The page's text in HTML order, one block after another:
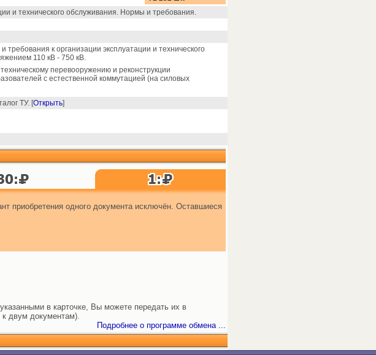
и технического обслуживания. Нормы и требования.
к организации эксплуатации и технического
110 кВ - 750 кВ.
перевооружению и реконструкции
с естественной коммутацией (на силовых
ТУ. [Открыть]
приобретения одного документа исключён. Оставшиеся
в карточке, Вы можете передать их в
двум документам).
Подробнее о программе обмена ...